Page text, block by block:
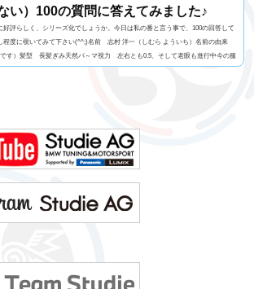
い）100の質問に答えてみました♪
評らしく、シリーズ化でしょうか。今日は私の番と言う事で、100の回答して
程度に覗いてみて下さい(^^;)名前 志村 洋一（しむら よういち）名前の由来
す）髪型 長髪ぎみ天然パ～マ視力 左右とも0.5、そして老眼も進行中今の服